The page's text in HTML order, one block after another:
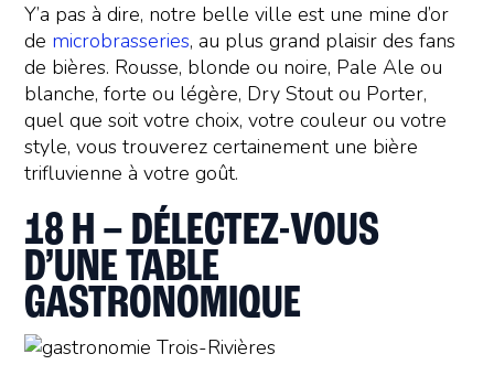
Y’a pas à dire, notre belle ville est une mine d’or
de microbrasseries, au plus grand plaisir des fans
de bières. Rousse, blonde ou noire, Pale Ale ou
blanche, forte ou légère, Dry Stout ou Porter,
quel que soit votre choix, votre couleur ou votre
style, vous trouverez certainement une bière
trifluvienne à votre goût.
18 H – DÉLECTEZ-VOUS
D’UNE TABLE
GASTRONOMIQUE